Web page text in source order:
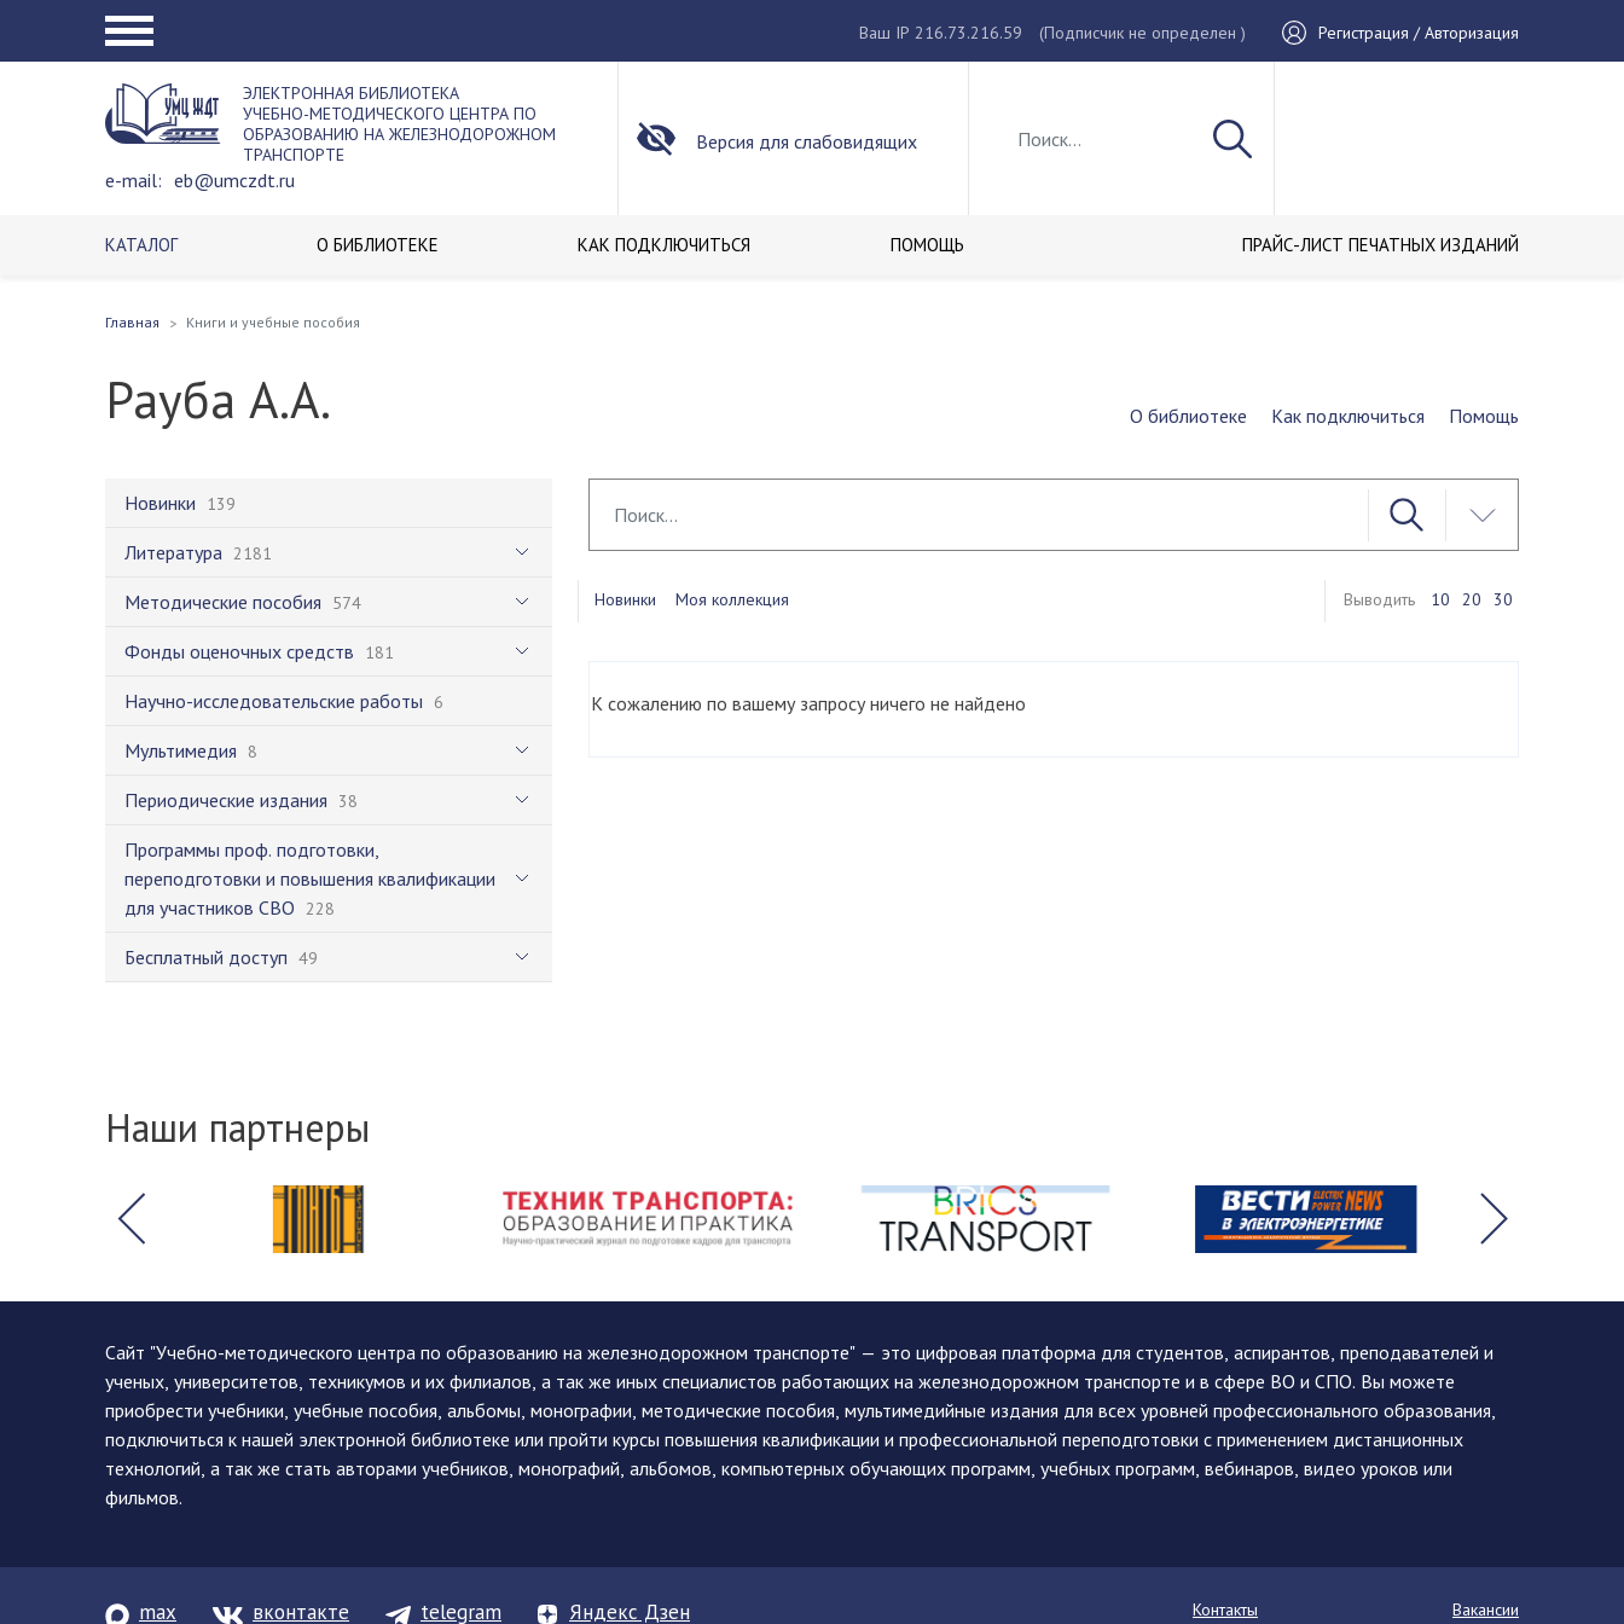
Ваш IP 216.73.216.59 (Подписчик не определен ) Регистрация / Авторизация
ЭЛЕКТРОННАЯ БИБЛИОТЕКА
УЧЕБНО-МЕТОДИЧЕСКОГО ЦЕНТРА ПО
ОБРАЗОВАНИЮ НА ЖЕЛЕЗНОДОРОЖНОМ
ТРАНСПОРТЕ
e-mail: eb@umczdt.ru
Версия для слабовидящих
КАТАЛОГ О БИБЛИОТЕКЕ КАК ПОДКЛЮЧИТЬСЯ ПОМОЩЬ ПРАЙС-ЛИСТ ПЕЧАТНЫХ ИЗДАНИЙ
Главная Книги и учебные пособия
Рауба А.А. О библиотеке Как подключиться Помощь
Новинки 139
Литература 2181
Методические пособия 574
Фонды оценочных средств 181
Научно-исследовательские работы 6
Мультимедия 8
Периодические издания 38
Программы проф. подготовки,
переподготовки и повышения квалификации
для участников СВО 228
Бесплатный доступ 49
Новинки Моя коллекция Выводить 10 20 30
К сожалению по вашему запросу ничего не найдено
Наши партнеры
Сайт "Учебно-методического центра по образованию на железнодорожном транспорте" — это цифровая платформа для студентов, аспирантов, преподавателей и
ученых, университетов, техникумов и их филиалов, а так же иных специалистов работающих на железнодорожном транспорте и в сфере ВО и СПО. Вы можете
приобрести учебники, учебные пособия, альбомы, монографии, методические пособия, мультимедийные издания для всех уровней профессионального образования,
подключиться к нашей электронной библиотеке или пройти курсы повышения квалификации и профессиональной переподготовки с применением дистанционных
технологий, а так же стать авторами учебников, монографий, альбомов, компьютерных обучающих программ, учебных программ, вебинаров, видео уроков или
фильмов.
max вконтакте telegram Яндекс Дзен Контакты Вакансии